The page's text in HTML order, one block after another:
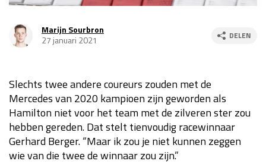
Race
zo 21:00 - 23:00
Kwalificatie
za 19:00 - 20:00
Race
zo 18:00 - 20:00
Marijn Sourbron
27 januari 2021
DELEN
Slechts twee andere coureurs zouden met de
Mercedes van 2020 kampioen zijn geworden als
Hamilton niet voor het team met de zilveren ster zou
hebben gereden. Dat stelt tienvoudig racewinnaar
Gerhard Berger. “Maar ik zou je niet kunnen zeggen
wie van die twee de winnaar zou zijn.”